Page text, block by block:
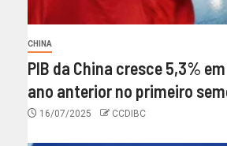
CHINA
PIB da China cresce 5,3%
ano anterior no primeiro
16/07/2025 CCDIBC